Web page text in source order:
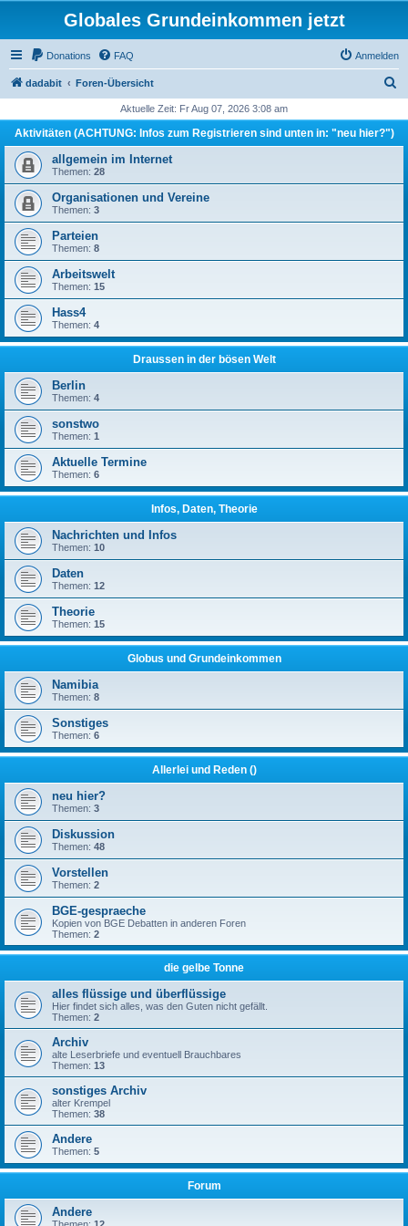
Globales Grundeinkommen jetzt
Donations FAQ Anmelden
dadabit Foren-Übersicht
h
Aktuelle Zeit: Fr Aug 07, 2026 3:08 am
Aktivitäten (ACHTUNG: Infos zum Registrieren sind unten in: "neu hier?")
allgemein im Internet
Themen: 28
Organisationen und Vereine
Themen: 3
Parteien
Themen: 8
Arbeitswelt
Themen: 15
Hass4
Themen: 4
Draussen in der bösen Welt
Berlin
Themen: 4
sonstwo
Themen: 1
Aktuelle Termine
Themen: 6
Infos, Daten, Theorie
Nachrichten und Infos
Themen: 10
Daten
Themen: 12
Theorie
Themen: 15
Globus und Grundeinkommen
Namibia
Themen: 8
Sonstiges
Themen: 6
Allerlei und Reden ()
neu hier?
Themen: 3
Diskussion
Themen: 48
Vorstellen
Themen: 2
BGE-gespraeche
Kopien von BGE Debatten in anderen Foren
Themen: 2
die gelbe Tonne
alles flüssige und überflüssige
Hier findet sich alles, was den Guten nicht gefällt.
Themen: 2
Archiv
alte Leserbriefe und eventuell Brauchbares
Themen: 13
sonstiges Archiv
alter Krempel
Themen: 38
Andere
Themen: 5
Forum
Andere